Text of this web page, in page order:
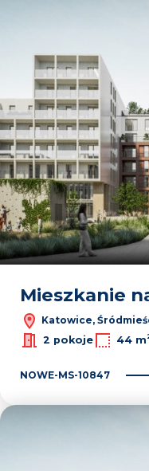
Mieszkanie
Katowice,
2 pokoje
44 m
NOWE-MS-10847